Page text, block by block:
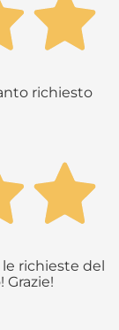
richiesto
richieste del